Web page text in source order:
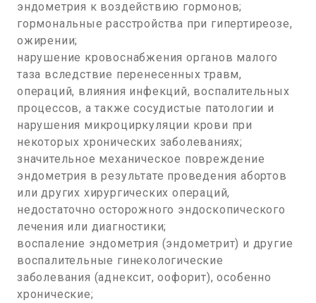
эндометрия к воздействию гормонов;
гормональные расстройства при гипертиреозе,
ожирении;
нарушение кровоснабжения органов малого
таза вследствие перенесенных травм,
операций, влияния инфекций, воспалительных
процессов, а также сосудистые патологии и
нарушения микроциркуляции крови при
некоторых хронических заболеваниях;
значительное механическое повреждение
эндометрия в результате проведения абортов
или других хирургических операций,
недостаточно осторожного эндоскопического
лечения или диагностики;
воспаление эндометрия (эндометрит) и другие
воспалительные гинекологические
заболевания (аднексит, оофорит), особенно
хронические;